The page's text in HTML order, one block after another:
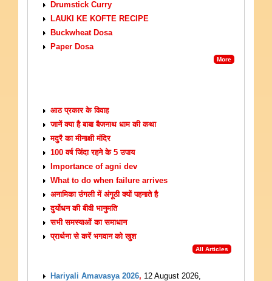
Drumstick Curry
LAUKI KE KOFTE RECIPE
Buckwheat Dosa
Paper Dosa
More
आठ प्रकार के विवाह
जानें क्या है बाबा बैजनाथ धाम की कथा
मदुरै का मीनाक्षी मंदिर
100 वर्ष जिंदा रहने के 5 उपाय
Importance of agni dev
What to do when failure arrives
अनामिका उंगली में अंगूठी क्यों पहनाते है
दुर्योधन की बीवी भानुमति
सभी समस्याओं का समाधान
प्रार्थना से करें भगवान को खुश
All Articles
Hariyali Amavasya 2026, 12 August 2026,